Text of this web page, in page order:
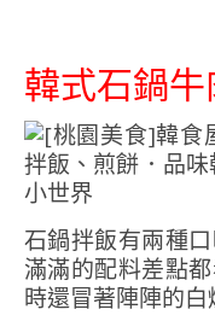
韓式石鍋
石鍋拌飯有兩種
滿滿的配料差點
時還冒著陣陣的白